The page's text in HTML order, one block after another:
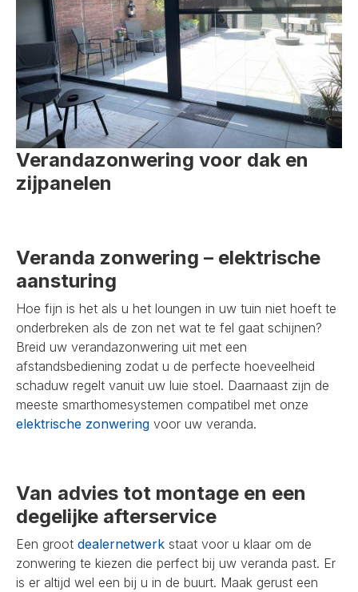
Verandazonwering voor dak en
zijpanelen
Veranda zonwering – elektrische
aansturing
Hoe fijn is het als u het loungen in uw tuin niet hoeft te
onderbreken als de zon net wat te fel gaat schijnen?
Breid uw verandazonwering uit met een
afstandsbediening zodat u de perfecte hoeveelheid
schaduw regelt vanuit uw luie stoel. Daarnaast zijn de
meeste smarthomesystemen compatibel met onze
elektrische zonwering voor uw veranda.
Van advies tot montage en een
degelijke afterservice
Een groot dealernetwerk staat voor u klaar om de
zonwering te kiezen die perfect bij uw veranda past. Er
is er altijd wel een bij u in de buurt. Maak gerust een